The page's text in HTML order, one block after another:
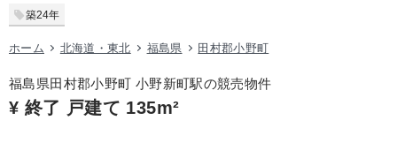
築24年
ホーム 北海道・東北 福島県 田村郡小野町
福島県田村郡小野町 小野新町駅の競売物件
¥ 終了 戸建て 135m²